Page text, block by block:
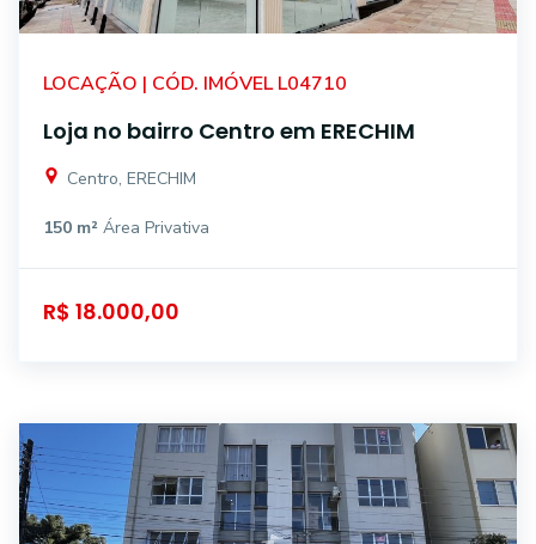
LOCAÇÃO | CÓD. IMÓVEL L04710
Loja no bairro Centro em ERECHIM
Centro, ERECHIM
150 m² Área Privativa
R$ 18.000,00